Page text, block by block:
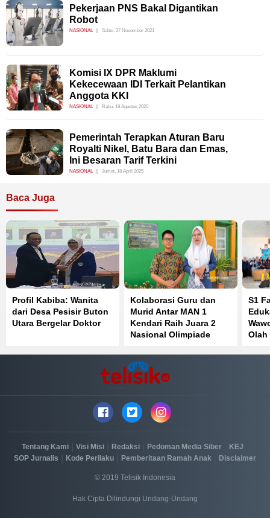
Pekerjaan PNS Bakal Digantikan
Robot
NASIONAL Sabtu, 27 November 2021
Komisi IX DPR Maklumi
Kekecewaan IDI Terkait Pelantikan
Anggota KKI
NASIONAL Rabu, 19 Agustus 2020
Pemerintah Terapkan Aturan Baru
Royalti Nikel, Batu Bara dan Emas,
Ini Besaran Tarif Terkini
NASIONAL Jumat, 18 April 2025
Baca Juga
Profil Kabiba: Wanita
dari Desa Pesisir Buton
Utara Bergelar Doktor
Kolaborasi Guru dan
Murid Antar MAN 1
Kendari Raih Juara 2
Nasional Olimpiade
S1
Olah
Tentang Kami Visi Misi Redaksi Pedoman Media Siber KEJ
SOP Jurnalis Kode Perilaku Pemberitaan Ramah Anak Disclaimer
© 2019 Telisik Indonesia
Hak Cipta Dilindungi Undang-Undang